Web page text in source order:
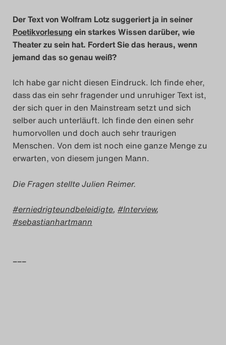
Der Text von Wolfram Lotz suggeriert ja in seiner
Poetikvorlesung ein starkes Wissen darüber, wie
Theater zu sein hat. Fordert Sie das heraus, wenn
jemand das so genau weiß?
Ich habe gar nicht diesen Eindruck. Ich finde eher,
dass das ein sehr fragender und unruhiger Text ist,
der sich quer in den Mainstream setzt und sich
selber auch unterläuft. Ich finde den einen sehr
humorvollen und doch auch sehr traurigen
Menschen. Von dem ist noch eine ganze Menge zu
erwarten, von diesem jungen Mann.
Die Fragen stellte Julien Reimer.
erniedrigteundbeleidigte, Interview,
sebastianhartmann
–––